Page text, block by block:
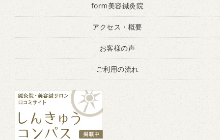
form美容鍼灸院
アクセス・概要
お客様の声
ご利用の流れ